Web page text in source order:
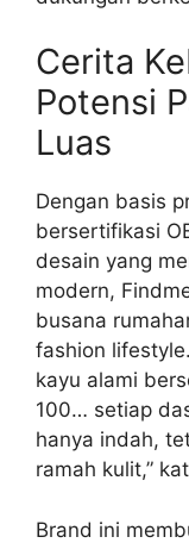
Cerita
Potensi
Luas
Dengan basis
bersertifikasi
desain yang
modern,
busana
fashion
kayu alami
100… setiap
hanya indah,
ramah kulit,”
Brand ini